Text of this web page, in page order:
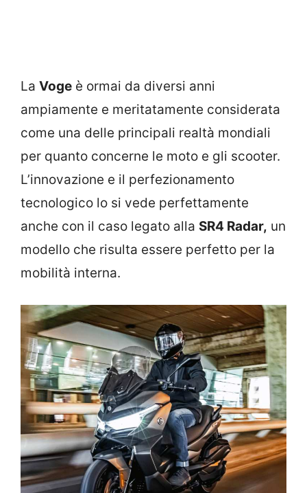
La Voge è ormai da diversi anni
ampiamente e meritatamente considerata
come una delle principali realtà mondiali
per quanto concerne le moto e gli scooter.
L’innovazione e il perfezionamento
tecnologico lo si vede perfettamente
anche con il caso legato alla SR4 Radar, un
modello che risulta essere perfetto per la
mobilità interna.